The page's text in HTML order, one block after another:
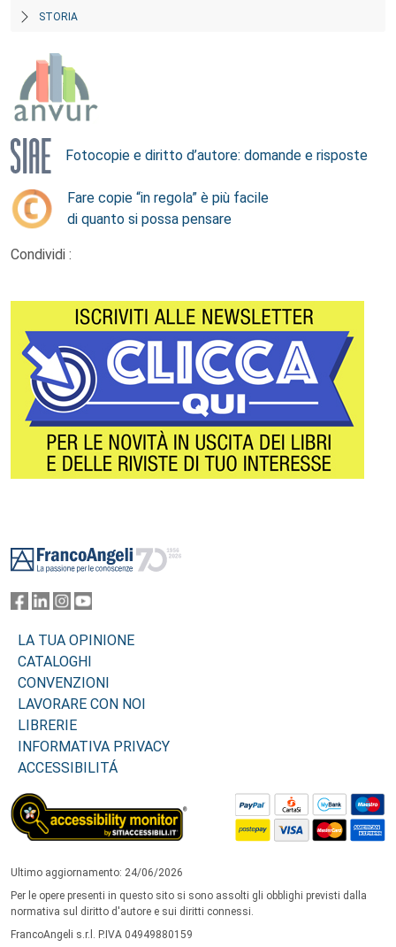
STORIA
Fotocopie e diritto d’autore: domande e risposte
Fare copie “in regola” è più facile
di quanto si possa pensare
Condividi :
LA TUA OPINIONE
CATALOGHI
CONVENZIONI
LAVORARE CON NOI
LIBRERIE
INFORMATIVA PRIVACY
ACCESSIBILITÁ
Ultimo aggiornamento: 24/06/2026
Per le opere presenti in questo sito si sono assolti gli obblighi previsti dalla
normativa sul diritto d'autore e sui diritti connessi.
FrancoAngeli s.r.l. P.IVA 04949880159